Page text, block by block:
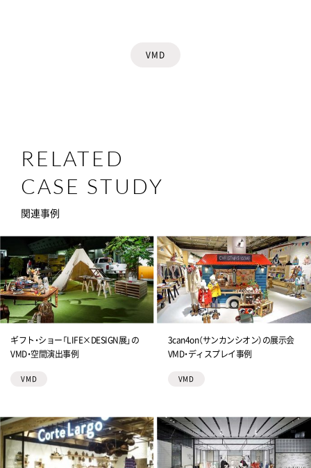
VMD
RELATED
CASE STUDY
関連事例
ギフト・ショー「LIFE×DESIGN展」の
VMD・空間演出事例
VMD
3can4on（サンカンシオン）の展示会
VMD・ディスプレイ事例
VMD